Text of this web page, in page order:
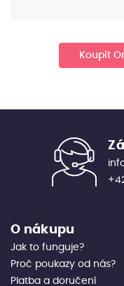
Koupit
O nákupu
Jak to funguje?
Proč poukazy od nás?
Platba a doručení